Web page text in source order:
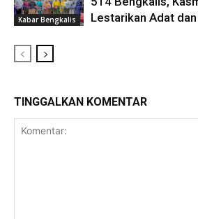
Kabar Bengkalis
Lestarikan Adat
TINGGALKAN KOMENTAR